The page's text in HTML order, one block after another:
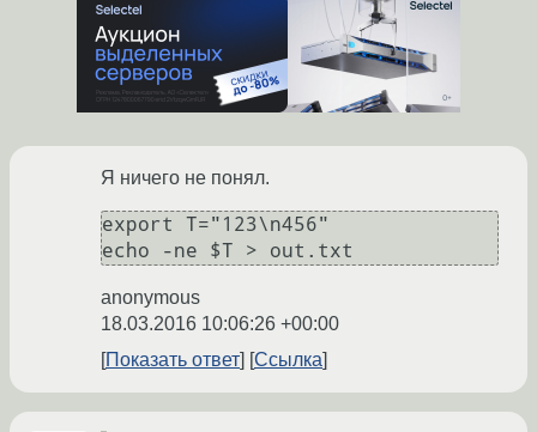
Я ничего не понял.
export T="123\n456"
anonymous
18.03.2016 10:06:26 +00:00
Показать ответ
Ссылка